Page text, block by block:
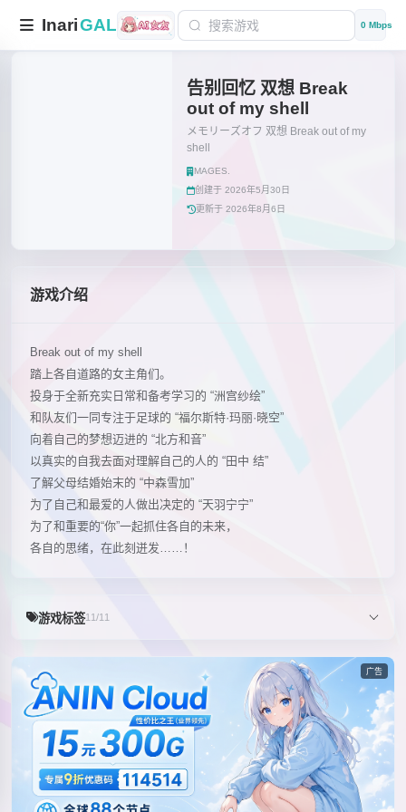
InariGAL 0 Mbps
告别回忆 双想 Break
out of my shell
メモリーズオフ 双想 Break out of my
shell
MAGES.
创建于 2026年5月30日
更新于 2026年8月6日
游戏介绍
Break out of my shell
踏上各自道路的女主角们。
投身于全新充实日常和备考学习的 “洲宫纱绘”
和队友们一同专注于足球的 “福尔斯特·玛丽·晓空”
向着自己的梦想迈进的 “北方和音”
以真实的自我去面对理解自己的人的 “田中 结”
了解父母结婚始末的 “中森雪加”
为了自己和最爱的人做出决定的 “天羽宁宁”
为了和重要的“你”一起抓住各自的未来，
各自的思绪，在此刻迸发……！
游戏标签11/11
广告